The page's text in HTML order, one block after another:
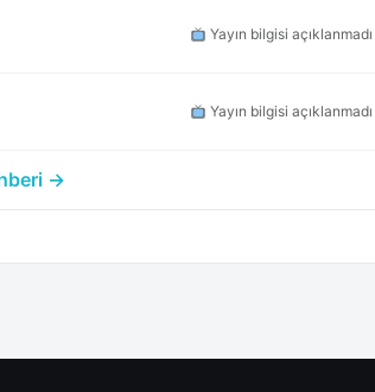
Yayın bilgisi açıklanmadı
Yayın bilgisi açıklanmadı
→